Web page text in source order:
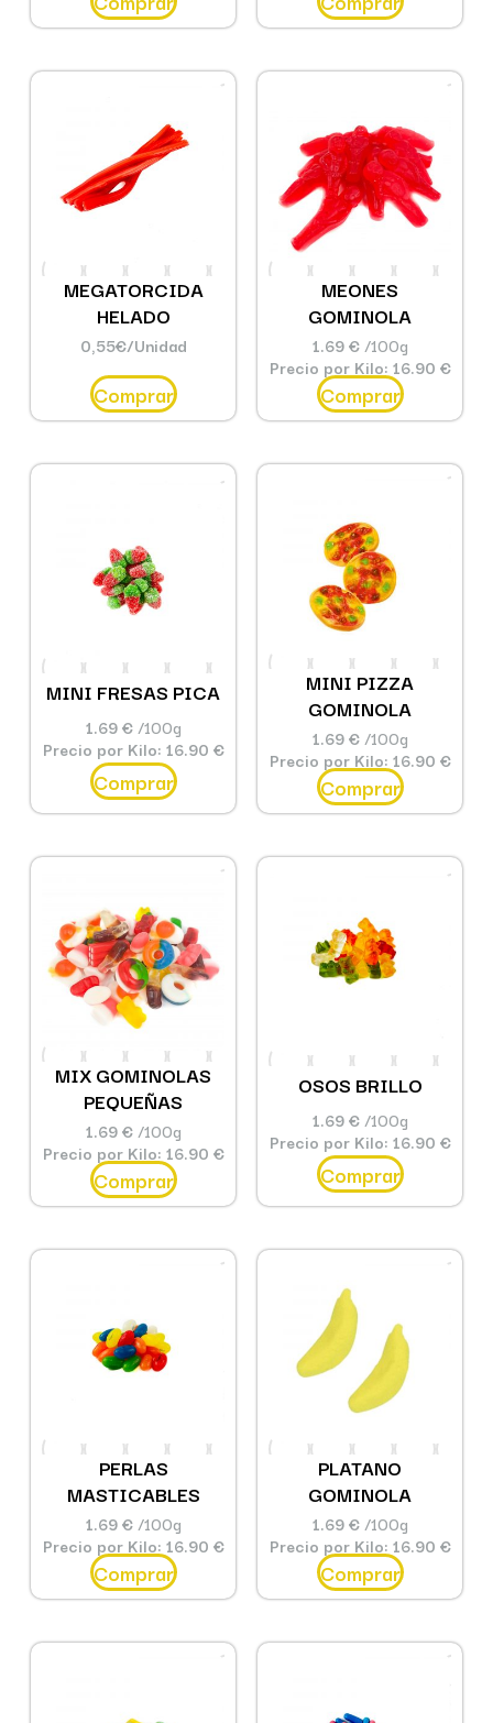
MEGATORCIDA
HELADO
0,55€/Unidad
Comprar
MEONES
GOMINOLA
1.69 € /100g
Precio por Kilo: 16.90 €
Comprar
MINI FRESAS PICA
1.69 €/100g
Precio por Kilo: 16.90 €
Comprar
MINI PIZZA
GOMINOLA
1.69 € /100g
Precio por Kilo: 16.90 €
Comprar
MIX GOMINOLAS
PEQUEÑAS
1.69 € /100g
Precio por Kilo: 16.90 €
Comprar
OSOS BRILLO
1.69 €/100g
Precio por Kilo: 16.90 €
Comprar
PERLAS
MASTICABLES
1.69 € /100g
Precio por Kilo: 16.90 €
Comprar
PLATANO
GOMINOLA
1.69 € /100g
Precio por Kilo: 16.90 €
Comprar